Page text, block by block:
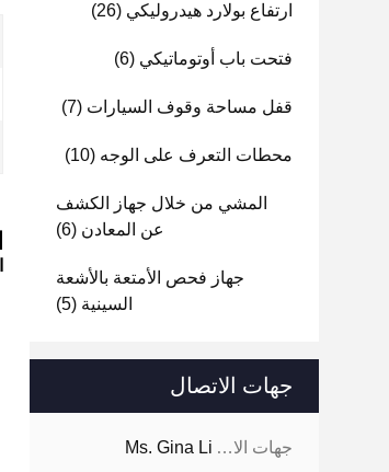
ارتفاع بولارد هيدروليكي (26)
فتحت باب أوتوماتيكي (6)
قفل مساحة وقوف السيارات (7)
محطات التعرف على الوجه (10)
المشي من خلال جهاز الكشف
عن المعادن (6)
جهاز فحص الأمتعة بالأشعة
السينية (5)
جهات الاتصال
جهات الاتصال: Ms. Gina Li